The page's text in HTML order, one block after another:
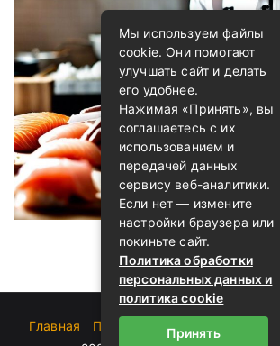
Главная Пользовательское соглашение
Мы используем файлы
cookie. Они помогают
улучшать сайт и делать
его удобнее.
Нажимая «Принять», вы
соглашаетесь с их
использованием и
передачей данных
сервису веб-аналитики.
Если нет — измените
настройки браузера или
покиньте сайт.
Политика обработки
персональных данных и
политика cookie
Принять